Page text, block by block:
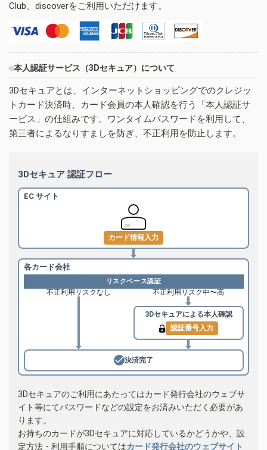
Club、discoverをご利用いただけます。
本人認証サービス（3Dセキュア）について
3Dセキュアとは、インターネットショッピングでのクレジッ
トカード決済時、カード会員の本人確認を行う「本人認証サ
ービス」の仕組みです。ワンタイムパスワードを利用して、
第三者によるなりすましを防ぎ、不正利用を防止します。
3Dセキュア 認証フロー
EC サイト
カード情報入力
各カード会社
リスクベース認証
不正利用リスクなし 不正利用リスク中〜高
3Dセキュアによる本人確認
認証番号入力
決済完了
3Dセキュアのご利用にあたってはカード発行会社のウェブサ
イト等にてパスワードなどの設定をお済みいただく必要があ
ります。
お持ちのカードが3Dセキュアに対応しているかどうかや、設
定方法・利用手順についてはカード発行会社のウェブサイト